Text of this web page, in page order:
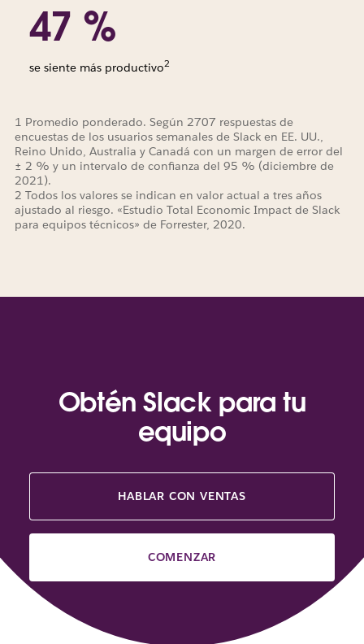
47 %
se siente más productivo2
1 Promedio ponderado. Según 2707 respuestas de
encuestas de los usuarios semanales de Slack en EE. UU.,
Reino Unido, Australia y Canadá con un margen de error del
± 2 % y un intervalo de confianza del 95 % (diciembre de
2021).
2 Todos los valores se indican en valor actual a tres años
ajustado al riesgo. «Estudio Total Economic Impact de Slack
para equipos técnicos» de Forrester, 2020.
Obtén Slack para tu
equipo
HABLAR CON VENTAS
COMENZAR